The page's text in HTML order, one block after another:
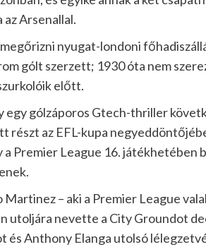
Arsenallal.
nyugat-londoni
gólt szerzett; 1930 óta nem
előtt.
gólzáporos Gtech-thriller
részt az EFL-kupa
Premier League 16. játékhetében
– aki a Premier League
utoljára nevette a City Groundot
és Anthony Elanga utolsó